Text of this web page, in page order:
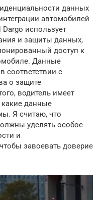
данных
автомобилей
использует
и защиты данных,
доступ к
Данные
соответствии с
о защите
водитель имеет
данные
Я считаю, что
уделять особое
и
завоевать доверие